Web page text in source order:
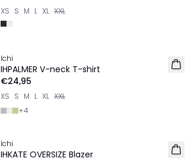
XS S M L XL XXL
Ichi
IHPALMER V-neck T-shirt
€24,95
XS S M L XL XXL
+4
Ichi
IHKATE OVERSIZE Blazer